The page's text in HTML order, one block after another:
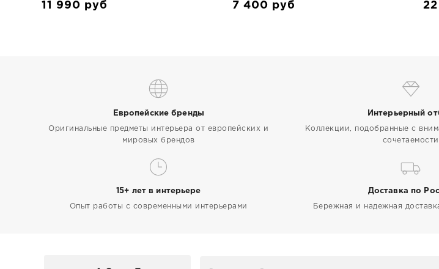
11 990 руб 7 400 руб
Европейские бренды
Оригинальные предметы интерьера от европейских и
мировых брендов
Интерьерный
Коллекции, подобранные с
сочетаемости
15+ лет в интерьере
Опыт работы с современными интерьерами
Доставка по
Бережная и надежная